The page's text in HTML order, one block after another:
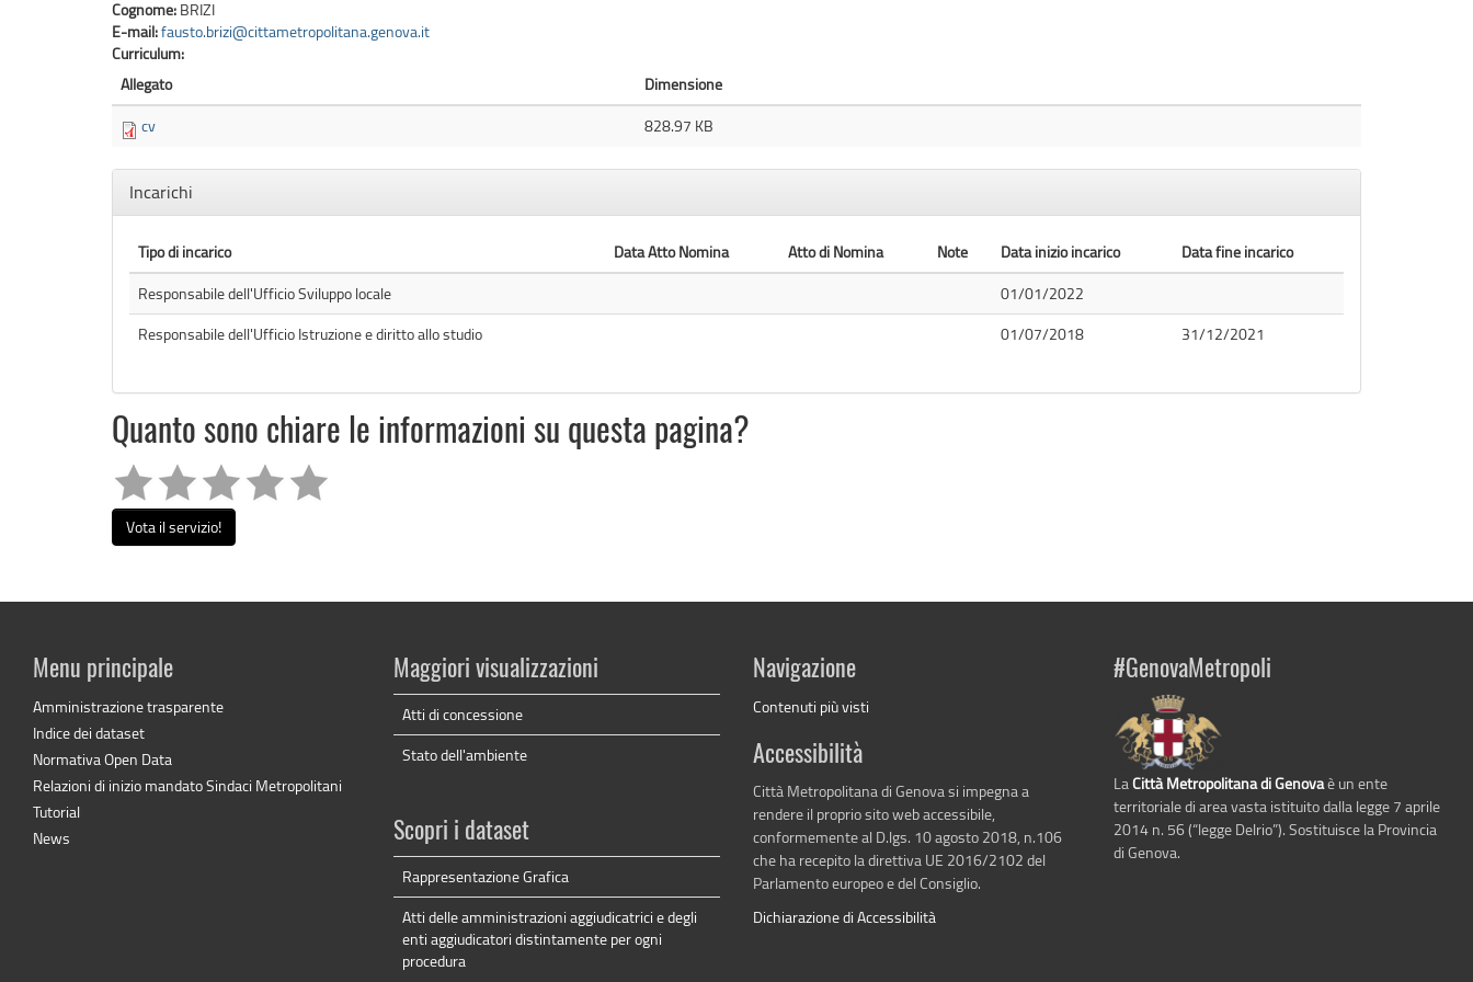
Cognome: BRIZI
E-mail:fausto.brizi@cittametropolitana.genova.it
Curriculum:
Allegato
Dimensione
cv
828.97 KB
Nascondi
Incarichi
Tipo di incarico Data Atto Nomina Atto di Nomina Note Data inizio incarico
Data fine incarico
Responsabile dell'Ufficio Sviluppo locale
01/01/2022
Responsabile dell'Ufficio Istruzione e diritto allo studio
01/07/2018 31/12/2021
Quanto sono chiare le informazioni su questa pagina?
Vota il servizio!
Menu principale
Amministrazione trasparente
Indice dei dataset
Normativa Open Data
Relazioni di inizio mandato Sindaci Metropolitani
Tutorial
News
Maggiori visualizzazioni
Atti di concessione
Stato dell'ambiente
Scopri i dataset
Rappresentazione Grafica
Atti delle amministrazioni aggiudicatrici e degli
enti aggiudicatori distintamente per ogni
procedura
Navigazione
Contenuti più visti
Accessibilità
Città Metropolitana di Genova si impegna a
rendere il proprio sito web accessibile,
conformemente al D.lgs. 10 agosto 2018, n.106
che ha recepito la direttiva UE 2016/2102 del
Parlamento europeo e del Consiglio.
Dichiarazione di Accessibilità
#GenovaMetropoli
La Città Metropolitana di Genovaè un ente
territoriale di area vasta istituito dalla legge 7 aprile
2014 n. 56 (“legge Delrio”). Sostituisce la Provincia
di Genova.